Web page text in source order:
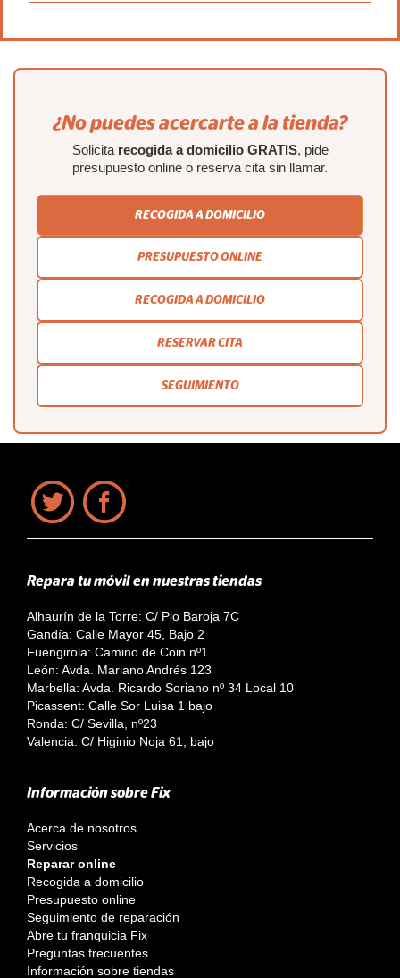
¿No puedes acercarte a la tienda?
Solicita recogida a domicilio GRATIS, pide
presupuesto online o reserva cita sin llamar.
RECOGIDA A DOMICILIO
PRESUPUESTO ONLINE
RECOGIDA A DOMICILIO
RESERVAR CITA
SEGUIMIENTO
Repara tu móvil en nuestras tiendas
Alhaurín de la Torre: C/ Pio Baroja 7C
Gandía: Calle Mayor 45, Bajo 2
Fuengirola: Camino de Coin nº1
León: Avda. Mariano Andrés 123
Marbella: Avda. Ricardo Soriano nº 34 Local 10
Picassent: Calle Sor Luisa 1 bajo
Ronda: C/ Sevilla, nº23
Valencia: C/ Higinio Noja 61, bajo
Información sobre Fix
Acerca de nosotros
Servicios
Reparar online
Recogida a domicilio
Presupuesto online
Seguimiento de reparación
Abre tu franquicia Fix
Preguntas frecuentes
Información sobre tiendas